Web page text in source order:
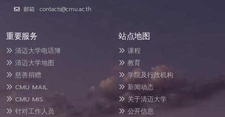
邮箱 : contacts@cmu.ac.th
重要服务
清迈大学电话簿
清迈大学地图
慈善捐赠
CMU MAIL
CMU MIS
针对工作人员
站点地图
课程
教育
学院及行政机构
新闻动态
关于清迈大学
公开信息